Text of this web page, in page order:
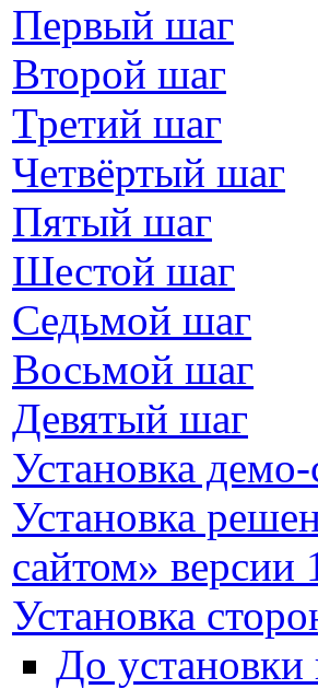
Первый шаг
Второй шаг
Третий шаг
Четвёртый шаг
Пятый шаг
Шестой шаг
Седьмой шаг
Восьмой шаг
Девятый шаг
Установка
Установка
сайтом»
Установка
До установки